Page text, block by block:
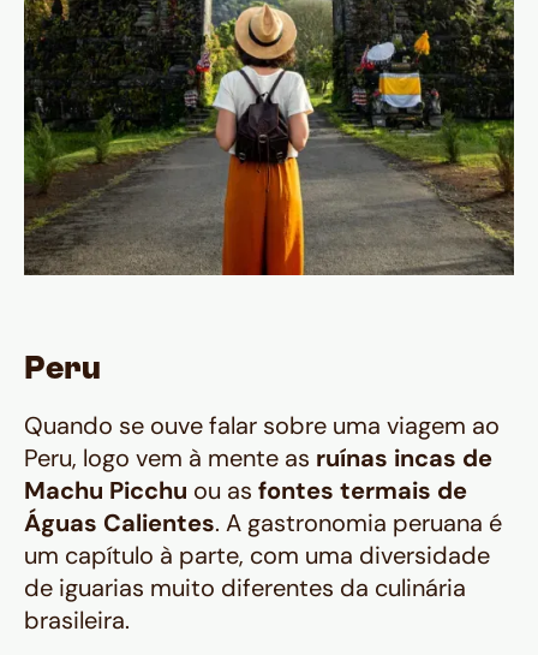
Peru
Quando se ouve falar sobre uma viagem ao
Peru, logo vem à mente as ruínas incas de
Machu Picchu ou as fontes termais de
Águas Calientes. A gastronomia peruana é
um capítulo à parte, com uma diversidade
de iguarias muito diferentes da culinária
brasileira.